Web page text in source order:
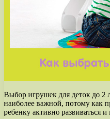
Выбор игрушек для деток до 2
наиболее важной, потому как
ребенку активно развиваться и